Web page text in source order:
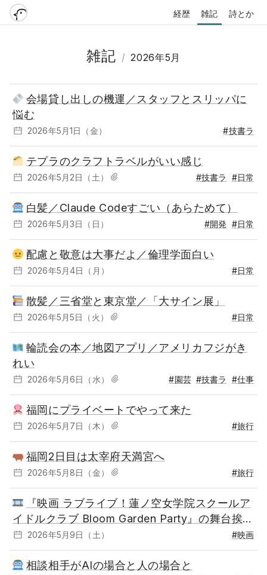
経歴 雑記 詩とか
雑記 / 2026年5月
会場貸し出しの機運／スタッフとスリッパに
悩む
2026年5月1日（金） #技書ラ
テプラのクラフトラベルがいい感じ
2026年5月2日（土） #技書ラ #日常
白髪／Claude Codeすごい（あらためて）
2026年5月3日（日） #開発 #日常
配慮と敬意は大事だよ／倫理学面白い
2026年5月4日（月） #日常
散髪／三省堂と東京堂／「大サイン展」
2026年5月5日（火） #日常
輪読会の本／地図アプリ／アメリカフジがき
れい
2026年5月6日（水） #園芸 #技書ラ #仕事
福岡にプライベートでやって来た
2026年5月7日（木） #旅行
福岡2日目は太宰府天満宮へ
2026年5月8日（金） #旅行
『映画 ラブライブ！蓮ノ空女学院スクールア
イドルクラブ Bloom Garden Party』の舞台挨拶
回に行ってきた
2026年5月9日（土） #映画
相談相手がAIの場合と人の場合と